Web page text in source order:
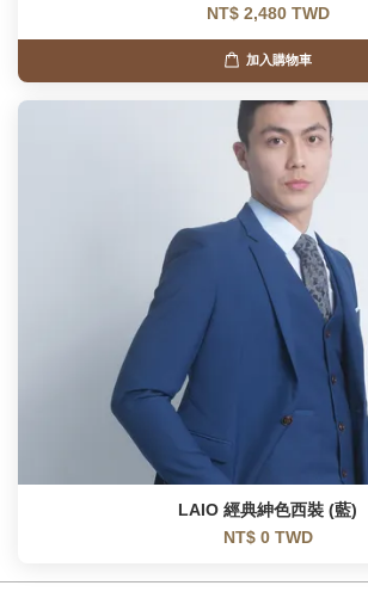
NT$ 2,480 TWD
加入購物車
LAIO 經典紳色西裝 (藍)
NT$ 0 TWD